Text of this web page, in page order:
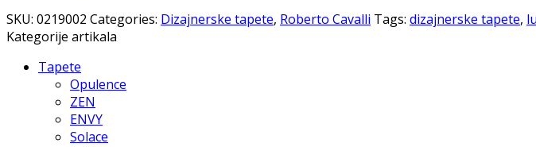
SKU: 0219002 Categories: Dizajnerske tapete, Roberto Cavalli Tags: dizajnerske tapete,
Kategorije artikala
Tapete
Opulence
ZEN
ENVY
Solace